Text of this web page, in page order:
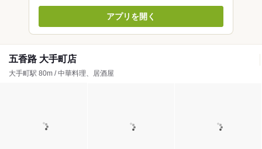
アプリを開く
五香路 大手町店
大手町駅 80m / 中華料理、居酒屋